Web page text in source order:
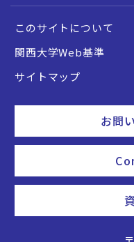
このサイトについて
関西大学Web基準
サイトマップ
お問